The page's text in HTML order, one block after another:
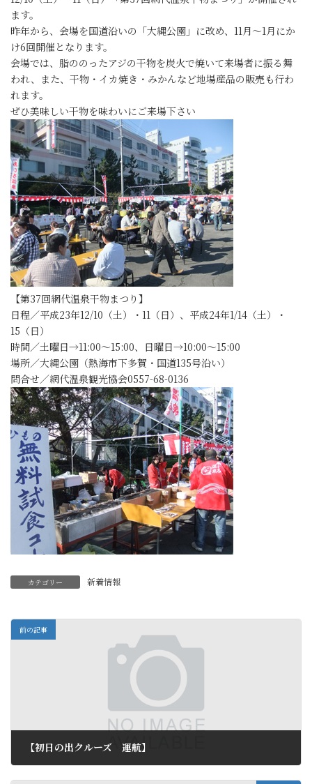
ます。
昨年から、会場を国道沿いの「大縄公園」に改め、11月～1月にか
け6回開催となります。
会場では、脂ののったアジの干物を炭火で焼いて来場者に振る舞
われ、また、干物・イカ焼き・みかんなど地場産品の販売も行わ
れます。
ぜひ美味しい干物を味わいにご来場下さい
【第37回網代温泉干物まつり】
日程／平成23年12/10（土）・11（日）、平成24年1/14（土）・
15（日）
時間／土曜日→11:00～15:00、日曜日→10:00～15:00
場所／大縄公園（熱海市下多賀・国道135号沿い）
問合せ／網代温泉観光協会0557-68-0136
カテゴリー 新着情報
前の記事
【初日の出クルーズ 運航】